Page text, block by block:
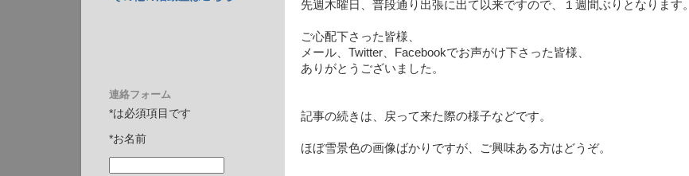
先週木曜日、普段通り出張に出て以来ですので、１週間ぶりとなります。
ご心配下さった皆様、
メール、Twitter、Facebookでお声がけ下さった皆様、
ありがとうございました。
記事の続きは、戻って来た際の様子などです。
ほぼ雪景色の画像ばかりですが、ご興味ある方はどうぞ。
連絡フォーム
*は必須項目です
*お名前